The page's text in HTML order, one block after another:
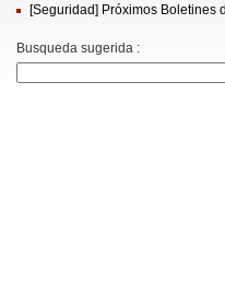
[Seguridad] Próximos Boletines
Busqueda sugerida :